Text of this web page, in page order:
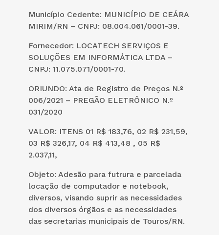
Município Cedente: MUNICÍPIO DE CEÁRA
MIRIM/RN – CNPJ: 08.004.061/0001-39.
Fornecedor: LOCATECH SERVIÇOS E
SOLUÇÕES EM INFORMÁTICA LTDA –
CNPJ: 11.075.071/0001-70.
ORIUNDO: Ata de Registro de Preços N.º
006/2021 – PREGÃO ELETRÔNICO N.º
031/2020
VALOR: ITENS 01 R$ 183,76, 02 R$ 231,59,
03 R$ 326,17, 04 R$ 413,48 , 05 R$
2.037,11,
Objeto: Adesão para futrura e parcelada
locação de computador e notebook,
diversos, visando suprir as necessidades
dos diversos órgãos e as necessidades
das secretarias municipais de Touros/RN.